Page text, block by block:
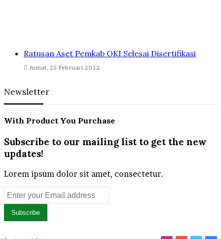
Ratusan Aset Pemkab OKI Selesai Disertifikasi
Jumat, 25 Februari 2022
Newsletter
With Product You Purchase
Subscribe to our mailing list to get the new
updates!
Lorem ipsum dolor sit amet, consectetur.
Enter
your
Email
address